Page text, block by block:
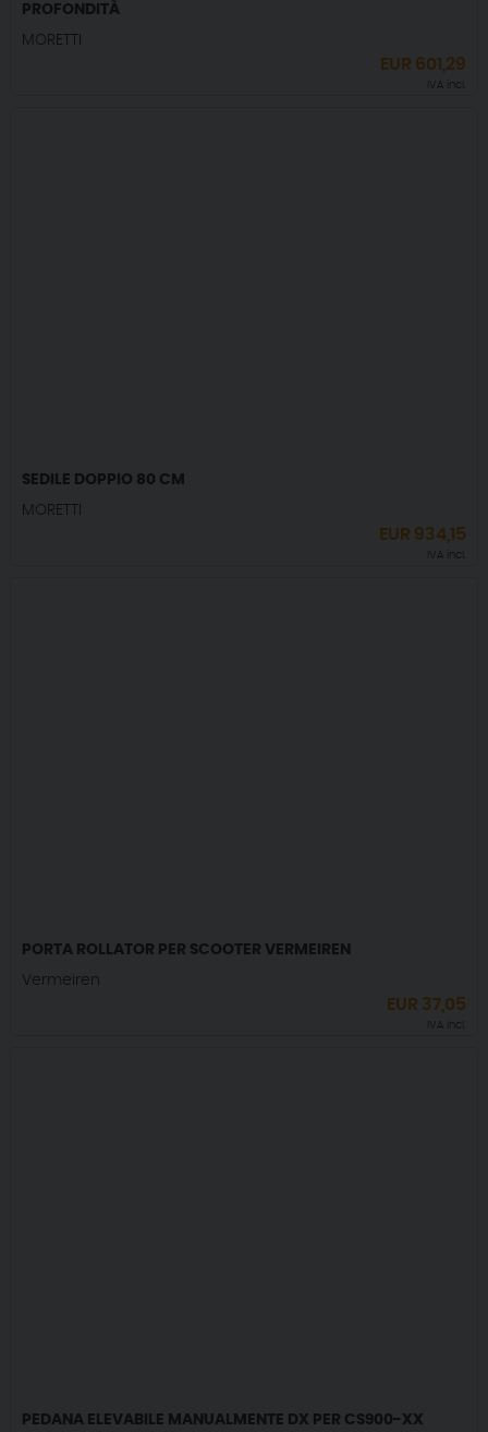
PROFONDITÀ
MORETTI
EUR 601,29
IVA incl.
SEDILE DOPPIO 80 CM
MORETTI
EUR 934,15
IVA incl.
PORTA ROLLATOR PER SCOOTER VERMEIREN
Vermeiren
EUR 37,05
IVA incl.
PEDANA ELEVABILE MANUALMENTE DX PER CS900-XX